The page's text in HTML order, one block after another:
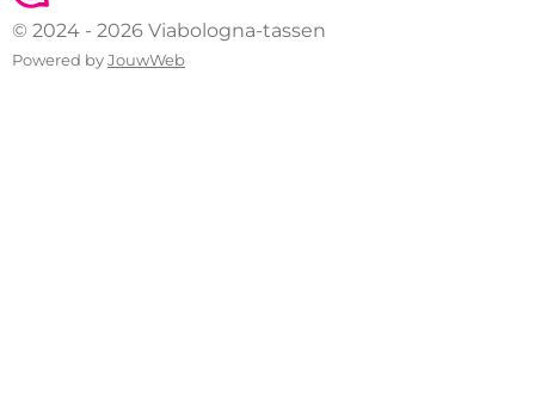
© 2024 - 2026 Viabologna-tassen
Powered byJouwWeb